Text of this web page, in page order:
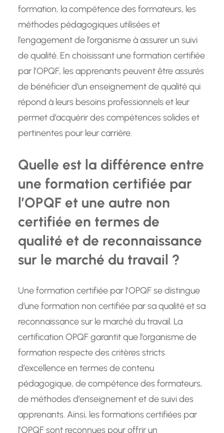
formation, la compétence des formateurs, les
méthodes pédagogiques utilisées et
l’engagement de l’organisme à assurer un suivi
de qualité. En choisissant une formation certifiée
par l’OPQF, les apprenants peuvent être assurés
de bénéficier d’un enseignement de qualité qui
répond à leurs besoins professionnels et leur
permet d’acquérir des compétences solides et
pertinentes pour leur carrière.
Quelle est la différence entre
une formation certifiée par
l’OPQF et une autre non
certifiée en termes de
qualité et de reconnaissance
sur le marché du travail ?
Une formation certifiée par l’OPQF se distingue
d’une formation non certifiée par sa qualité et sa
reconnaissance sur le marché du travail. La
certification OPQF garantit que l’organisme de
formation respecte des critères stricts
d’excellence en termes de contenu
pédagogique, de compétence des formateurs,
de méthodes d’enseignement et de suivi des
apprenants. Ainsi, les formations certifiées par
l’OPQF sont reconnues pour offrir un